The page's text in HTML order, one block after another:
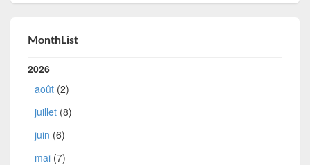
MonthList
2026
août (2)
juillet (8)
juin (6)
mai (7)